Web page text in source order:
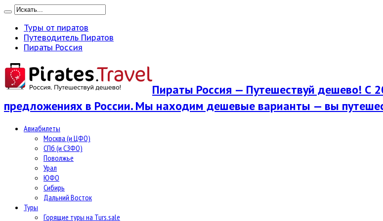
Туры от пиратов
Путеводитель Пиратов
Пираты Россия
Пираты Россия — Путешествуй дешево! С
предложениях в России. Мы находим дешевые варианты — вы
Авиабилеты
Москва (и ЦФО)
СПб (и СЗФО)
Поволжье
Урал
ЮФО
Сибирь
Дальний Восток
Туры
Горящие туры на Turs.sale